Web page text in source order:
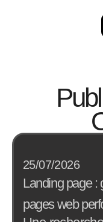
25/07/2026
Landing page :
pages web